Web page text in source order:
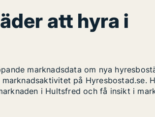
att hyra i
marknadsdata om nya
på Hyresbostad.se.
i Hultsfred och få insikt i